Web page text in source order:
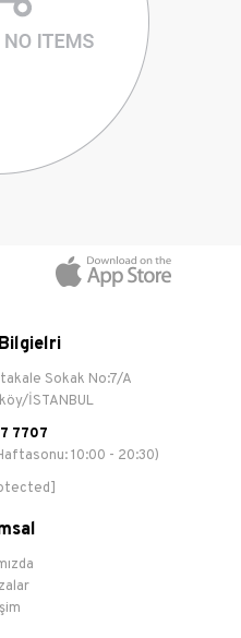
Sokak No:7/A
İSTANBUL
7707
10:00 - 20:30)